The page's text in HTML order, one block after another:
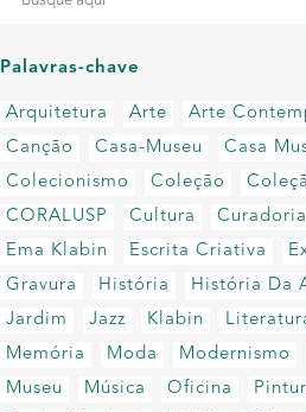
Palavras-chave
Arquitetura Arte Arte
Canção
Casa-Museu
Casa
Colecionismo
Coleção
CORALUSP
Cultura Curadoria
Ema Klabin
Escrita Criativa
Gravura
História História Da
Jardim
Jazz Klabin
Memória
Moda Modernismo
Museu
Música Oficina